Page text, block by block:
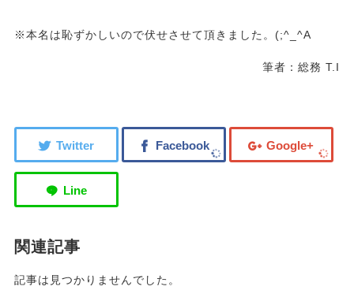
※本名は恥ずかしいので伏せさせて頂きました。(;^_^A
筆者：総務 T.I
関連記事
記事は見つかりませんでした。